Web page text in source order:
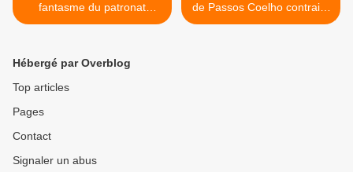
fantasme du patronat
deviendra-t-il réalité ?
de Passos Coelho contraint
de reculer >
Hébergé par Overblog
Top articles
Pages
Contact
Signaler un abus